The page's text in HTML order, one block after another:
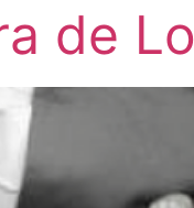
de